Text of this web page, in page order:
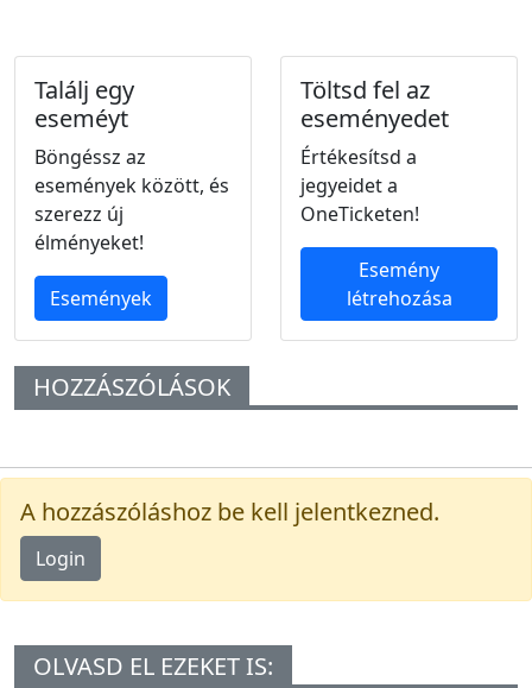
Találj egy
eseméyt
Böngéssz az
események között, és
szerezz új
élményeket!
Események
Töltsd fel az
eseményedet
Értékesítsd a
jegyeidet a
OneTicketen!
Esemény
létrehozása
HOZZÁSZÓLÁSOK
A hozzászóláshoz be kell jelentkezned.
Login
OLVASD EL EZEKET IS: